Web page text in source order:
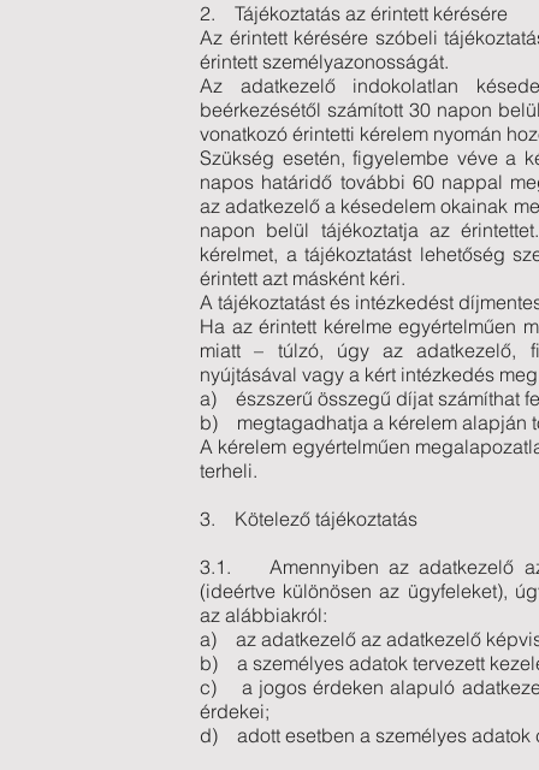
2. Tájékoztatás az érintett kérésére
Az érintett kérésére szóbeli
érintett személyazonosságát.
Az adatkezelő indokolatlan
beérkezésétől számított 30 napon
vonatkozó érintetti kérelem nyomán
Szükség esetén, figyelembe véve a
napos határidő további 60 nappal
az adatkezelő a késedelem okainak
napon belül tájékoztatja az
kérelmet, a tájékoztatást lehetőség
érintett azt másként kéri.
A tájékoztatást és intézkedést
Ha az érintett kérelme egyértelműen
miatt – túlzó, úgy az adatkezelő,
nyújtásával vagy a kért intézkedés
a) észszerű összegű díjat számíthat
b) megtagadhatja a kérelem alapján
A kérelem egyértelműen
terheli.
3. Kötelező tájékoztatás
3.1. Amennyiben az adatkezelő az
(ideértve különösen az ügyfeleket),
az alábbiakról:
a) az adatkezelő az adatkezelő
b) a személyes adatok tervezett
c) a jogos érdeken alapuló
érdekei;
d) adott esetben a személyes adatok